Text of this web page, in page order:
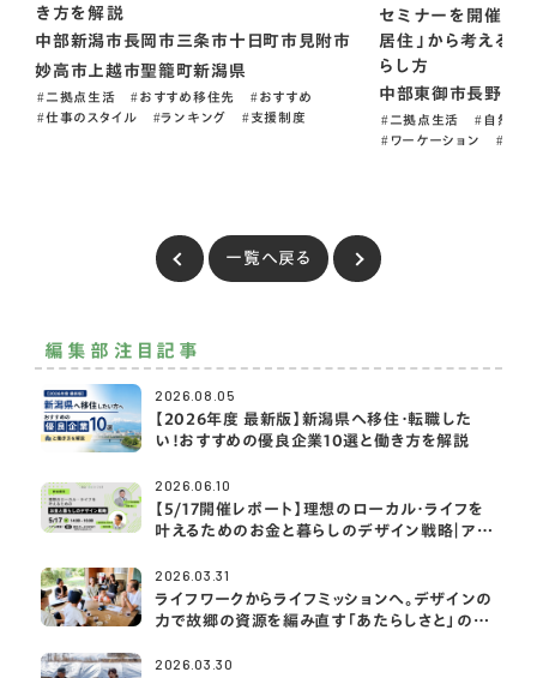
き方を解説
中部新潟市長岡市三条市十日町市 見附市
妙高市上越市聖籠町新潟県
二拠点生活 おすすめ移住先
おすすめ
仕事のスタイル
ランキング 支援制度
セミナーを開催 「
居住」から考える、
らし方
中部東御市長野県
二拠点生活
自然癒
ワーケーション
一覧へ戻る
編集部注目記事
2026.08.05
【2026年度 最新版】新潟県へ移住・転職した
い！おすすめの優良企業10選と働き方を解説
2026.06.10
【5/17開催レポート】理想のローカル・ライフを
叶えるためのお金と暮らしのデザイン戦略｜アク
2026.03.31
ライフワークからライフミッションへ。デザインの
力で故郷の資源を編み直す「あたらしさと」の挑
2026.03.30